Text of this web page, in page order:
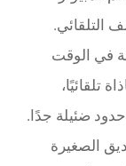
التلقائي.
في الوقت
تلقائيًا،
ضئيلة جدًا.
الصغيرة